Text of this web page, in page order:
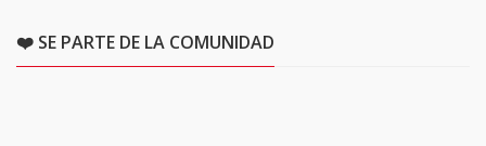
❤️ SE PARTE DE LA COMUNIDAD